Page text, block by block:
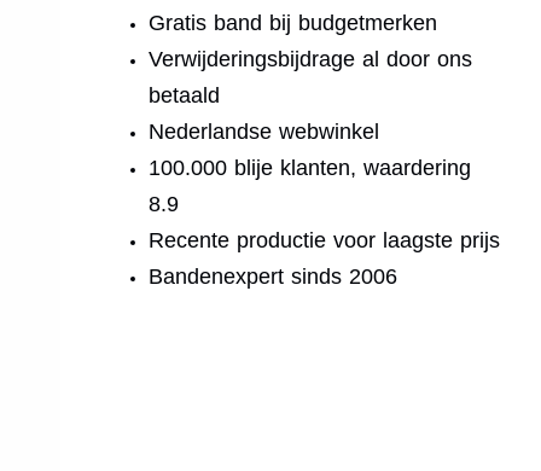
Gratis band bij budgetmerken
Verwijderingsbijdrage al door ons
betaald
Nederlandse webwinkel
100.000 blije klanten, waardering
8.9
Recente productie voor laagste prijs
Bandenexpert sinds 2006